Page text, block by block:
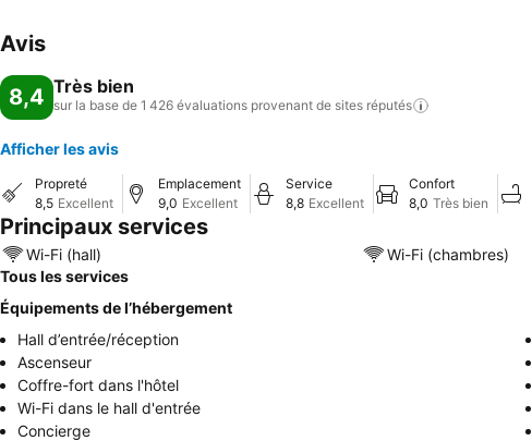
Avis
8,4 Très bien
sur la base de 1 426 évaluations provenant de sites réputés
Afficher les avis
Propreté
8,5 Excellent
Emplacement
9,0 Excellent
Service
8,8 Excellent
Confort
8,0 Très bien
Principaux services
Wi-Fi (hall) Wi-Fi (chambres)
Tous les services
Équipements de l’hébergement
Hall d’entrée/réception
Ascenseur
Coffre-fort dans l'hôtel
Wi-Fi dans le hall d'entrée
Concierge